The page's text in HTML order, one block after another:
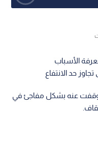
الأسباب
حد الانتفاع
عنه بشكل مفاجئ في